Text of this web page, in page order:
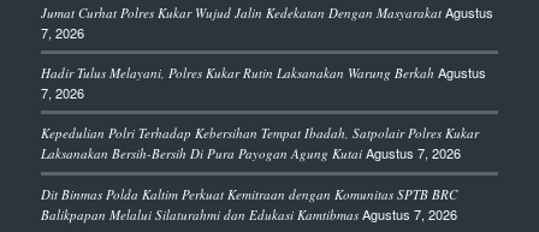
Jumat Curhat Polres Kukar Wujud Jalin Kedekatan Dengan Masyarakat Agustus
7, 2026
Hadir Tulus Melayani, Polres Kukar Rutin Laksanakan Warung Berkah Agustus
7, 2026
Kepedulian Polri Terhadap Kebersihan Tempat Ibadah, Satpolair Polres Kukar
Laksanakan Bersih-Bersih Di Pura Payogan Agung Kutai Agustus 7, 2026
Dit Binmas Polda Kaltim Perkuat Kemitraan dengan Komunitas SPTB BRC
Balikpapan Melalui Silaturahmi dan Edukasi Kamtibmas Agustus 7, 2026